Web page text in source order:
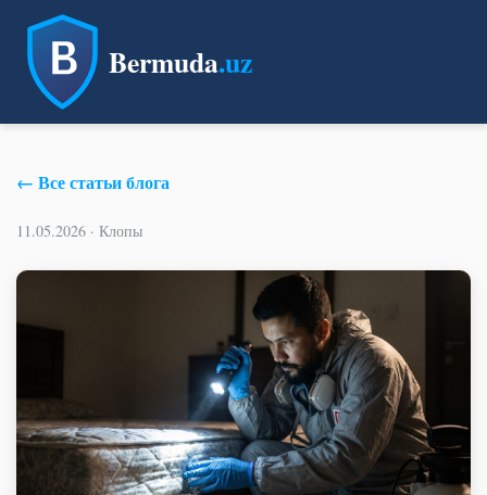
Bermuda.uz
← Все статьи блога
11.05.2026 · Клопы